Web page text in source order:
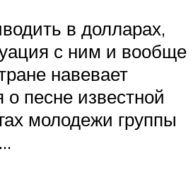
в долларах,
с ним и вообще
навевает
песне известной
молодежи группы